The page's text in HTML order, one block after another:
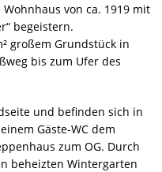
von ca. 1919 mit
begeistern.
großem Grundstück in
bis zum Ufer des
und befinden sich in
Gäste-WC dem
zum OG. Durch
beheizten Wintergarten